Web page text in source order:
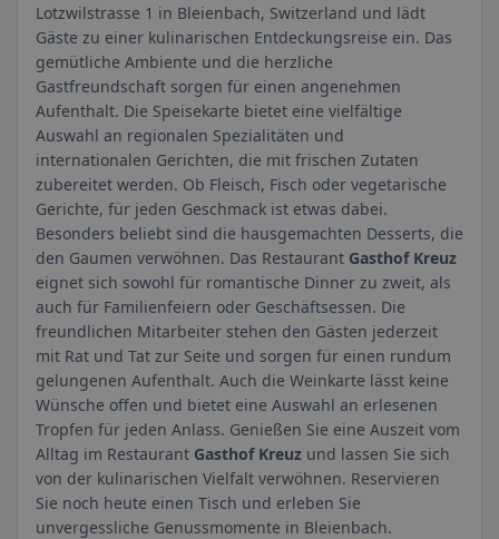
Lotzwilstrasse 1 in Bleienbach, Switzerland und lädt
Gäste zu einer kulinarischen Entdeckungsreise ein. Das
gemütliche Ambiente und die herzliche
Gastfreundschaft sorgen für einen angenehmen
Aufenthalt. Die Speisekarte bietet eine vielfältige
Auswahl an regionalen Spezialitäten und
internationalen Gerichten, die mit frischen Zutaten
zubereitet werden. Ob Fleisch, Fisch oder vegetarische
Gerichte, für jeden Geschmack ist etwas dabei.
Besonders beliebt sind die hausgemachten Desserts, die
den Gaumen verwöhnen. Das Restaurant Gasthof Kreuz
eignet sich sowohl für romantische Dinner zu zweit, als
auch für Familienfeiern oder Geschäftsessen. Die
freundlichen Mitarbeiter stehen den Gästen jederzeit
mit Rat und Tat zur Seite und sorgen für einen rundum
gelungenen Aufenthalt. Auch die Weinkarte lässt keine
Wünsche offen und bietet eine Auswahl an erlesenen
Tropfen für jeden Anlass. Genießen Sie eine Auszeit vom
Alltag im Restaurant Gasthof Kreuz und lassen Sie sich
von der kulinarischen Vielfalt verwöhnen. Reservieren
Sie noch heute einen Tisch und erleben Sie
unvergessliche Genussmomente in Bleienbach.